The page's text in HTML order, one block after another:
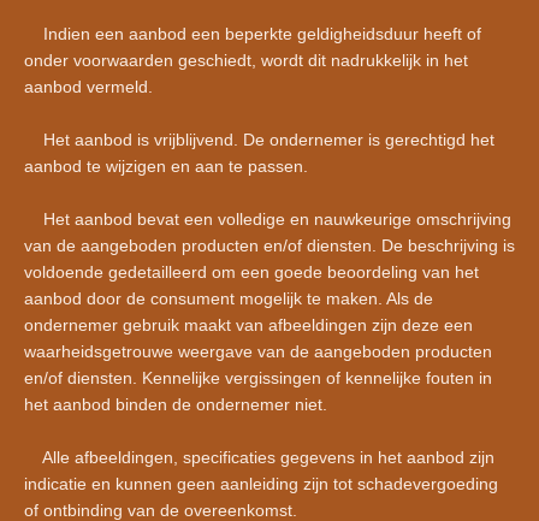
Indien een aanbod een beperkte geldigheidsduur heeft of
onder voorwaarden geschiedt, wordt dit nadrukkelijk in het
aanbod vermeld.
Het aanbod is vrijblijvend. De ondernemer is gerechtigd het
aanbod te wijzigen en aan te passen.
Het aanbod bevat een volledige en nauwkeurige omschrijving
van de aangeboden producten en/of diensten. De beschrijving is
voldoende gedetailleerd om een goede beoordeling van het
aanbod door de consument mogelijk te maken. Als de
ondernemer gebruik maakt van afbeeldingen zijn deze een
waarheidsgetrouwe weergave van de aangeboden producten
en/of diensten. Kennelijke vergissingen of kennelijke fouten in
het aanbod binden de ondernemer niet.
Alle afbeeldingen, specificaties gegevens in het aanbod zijn
indicatie en kunnen geen aanleiding zijn tot schadevergoeding
of ontbinding van de overeenkomst.